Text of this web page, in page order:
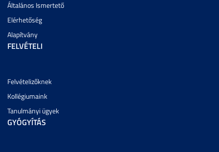
Általános Ismertető
Elérhetőség
Alapítvány
FELVÉTELI
Felvételizőknek
Kollégiumaink
Tanulmányi ügyek
GYÓGYÍTÁS